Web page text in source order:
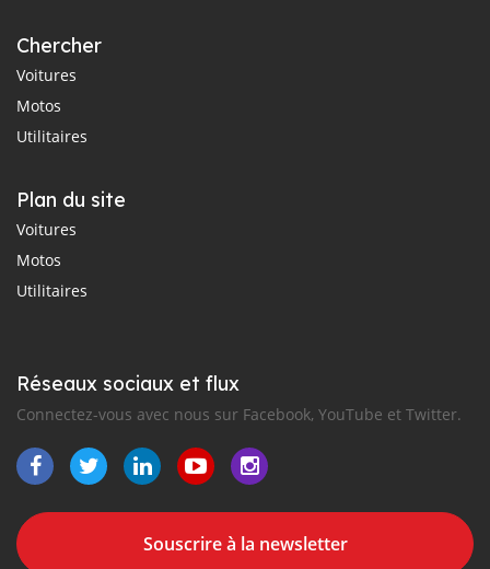
Chercher
Voitures
Motos
Utilitaires
Plan du site
Voitures
Motos
Utilitaires
Réseaux sociaux et flux
Connectez-vous avec nous sur Facebook, YouTube et Twitter.
Souscrire à la newsletter